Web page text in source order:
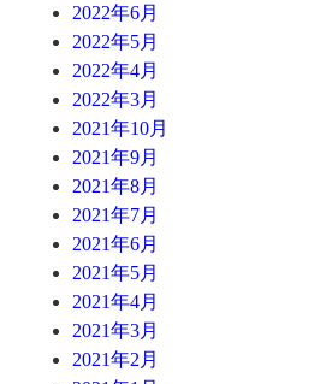
2022年6月
2022年5月
2022年4月
2022年3月
2021年10月
2021年9月
2021年8月
2021年7月
2021年6月
2021年5月
2021年4月
2021年3月
2021年2月